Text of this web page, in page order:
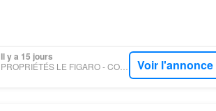
Il y a 15 jours
PROPRIÉTÉS LE FIGARO - COLDWELL BANKER STANDING REALTY Voir l'annonce